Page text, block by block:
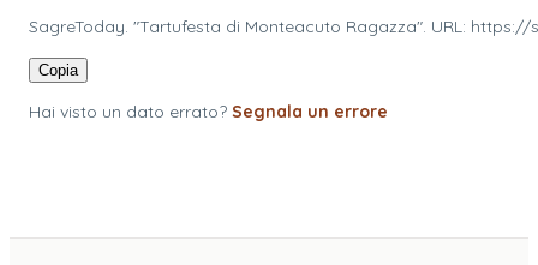
SagreToday. "Tartufesta di Monteacuto Ragazza". URL:
Copia
Hai visto un dato errato? Segnala un errore